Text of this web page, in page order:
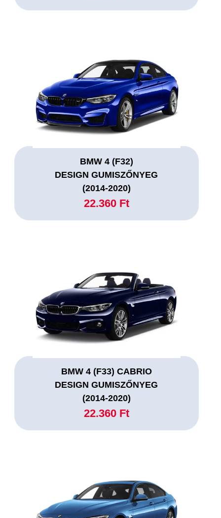
BMW 4 (F32)
DESIGN GUMISZŐNYEG
(2014-2020)
22.360 Ft
BMW 4 (F33) CABRIO
DESIGN GUMISZŐNYEG
(2014-2020)
22.360 Ft